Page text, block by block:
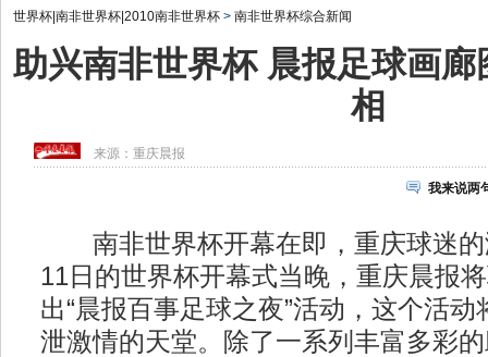
世界杯|南非世界杯|2010南非世界杯 > 南非世界杯综合新闻
助兴南非世界杯 晨报足球画
相
来源：重庆晨报
我来说两
南非世界杯开幕在即，重庆球迷的
11日的世界杯开幕式当晚，重庆晨报
出“晨报百事足球之夜”活动，这个活
泄激情的天堂。除了一系列丰富多彩